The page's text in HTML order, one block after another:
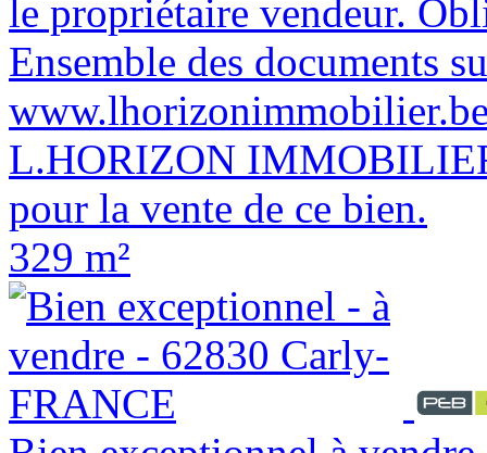
le propriétaire vendeur.
Ensemble des documents
L.HORIZON
pour la vente de ce bien.
329 m²